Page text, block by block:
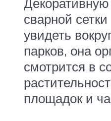
сварной
увидеть
парков, она
смотрится в
площадок и